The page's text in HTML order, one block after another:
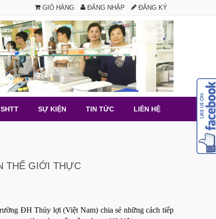
GIỎ HÀNG ĐĂNG NHẬP ĐĂNG KÝ
SỰ KIỆN TIN TỨC LIÊN HỆ
THẾ GIỚI THỰC
ĐH Thủy lợi (Việt Nam) chia sẻ những cách tiếp